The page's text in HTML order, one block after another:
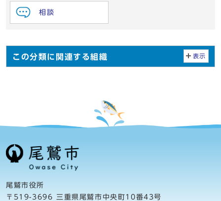
相談
この分類に関連する組織 表示
尾鷲市役所
〒519-3696 三重県尾鷲市中央町10番43号